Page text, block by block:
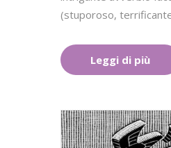
(stuporoso,
Leggi di più